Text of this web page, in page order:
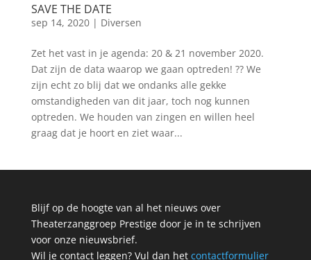
SAVE THE DATE
sep 14, 2020| Diversen
Zet het vast in je agenda: 20 & 21 november 2020.
Dat zijn de data waarop we gaan optreden! ?? We
zijn echt zo blij dat we ondanks alle gekke
omstandigheden van dit jaar, toch nog kunnen
optreden. We houden van zingen en willen heel
graag dat je hoort en ziet waar...
Blijf op de hoogte van al het nieuws over
Theaterzanggroep Prestige door je in te schrijven
voor onze nieuwsbrief.
Wil je contact leggen? Vul dan het contactformulier